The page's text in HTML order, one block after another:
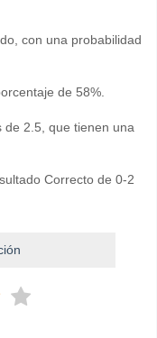
con una probabilidad
de 58%.
de 2.5, que tienen una
Correcto de 0-2